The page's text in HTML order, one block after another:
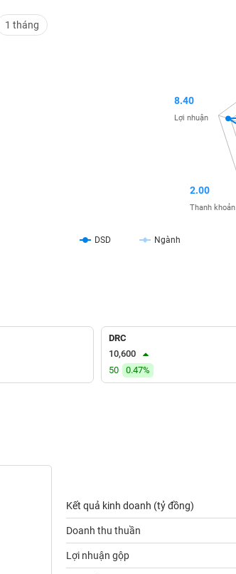
1 tháng
DSD Ngành
2.00
Thanh khoản
8.40
Lợi nhuận
DRC
10,600
50
0.47%
Kết quả kinh doanh (tỷ đồng)
Doanh thu thuần
Lợi nhuận gộp